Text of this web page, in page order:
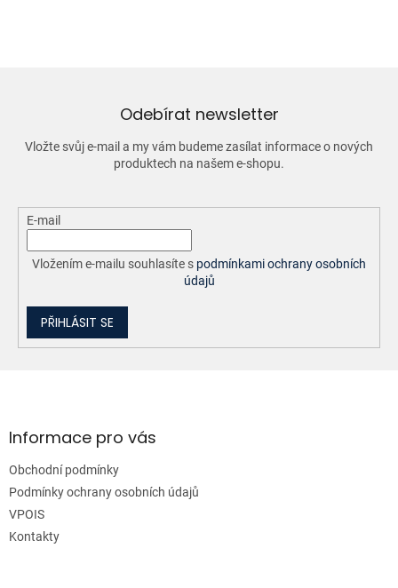
í
p
r
v
k
v
i
s
u
Odebírat newsletter
Vložte svůj e-mail a my vám budeme zasílat informace o nových
produktech na našem e-shopu.
E-mail
Vložením e-mailu souhlasíte s podmínkami ochrany osobních
údajů
PŘIHLÁSIT SE
aInformace pro vás
Obchodní podmínky
Podmínky ochrany osobních údajů
VPOIS
Kontakty